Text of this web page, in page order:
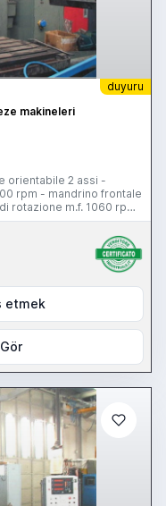
duyuru
makineleri
orientabile 2 assi -
rpm - mandrino frontale
rotazione m.f. 1060 rpm
tavola 1500 mm -
slittone 650
etmek